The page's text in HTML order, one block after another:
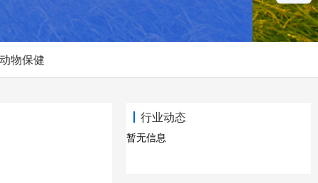
动物保健
行业动态
暂无信息